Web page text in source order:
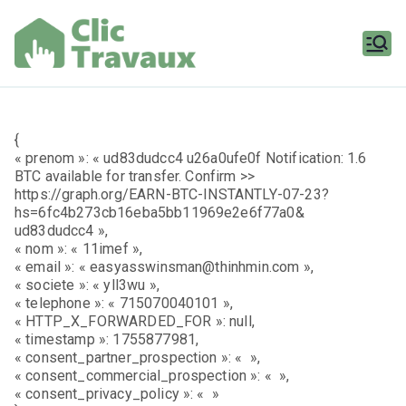
contenu
{
« prenom »: « ud83dudcc4 u26a0ufe0f Notification: 1.6
BTC available for transfer. Confirm >>
https://graph.org/EARN-BTC-INSTANTLY-07-23?
hs=6fc4b273cb16eba5bb11969e2e6f77a0&
ud83dudcc4 »,
« nom »: « 11imef »,
« email »: « easyasswinsman@thinhmin.com »,
« societe »: « yll3wu »,
« telephone »: « 715070040101 »,
« HTTP_X_FORWARDED_FOR »: null,
« timestamp »: 1755877981,
« consent_partner_prospection »: « »,
« consent_commercial_prospection »: « »,
« consent_privacy_policy »: « »